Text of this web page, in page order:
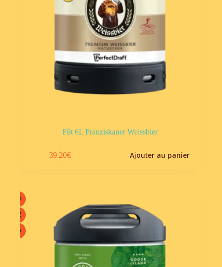
Fût 6L Franziskaner Weissbier
39.20€ Ajouter au panier